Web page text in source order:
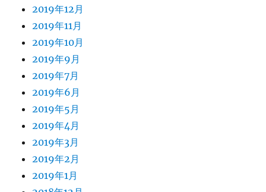
2019年12月
2019年11月
2019年10月
2019年9月
2019年7月
2019年6月
2019年5月
2019年4月
2019年3月
2019年2月
2019年1月